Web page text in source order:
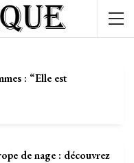
: “Elle est
de nage : découvrez